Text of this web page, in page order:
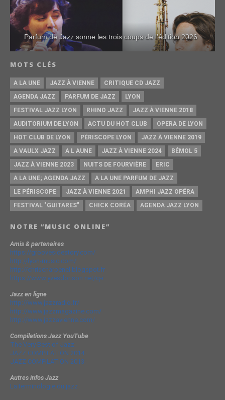
Parfum de Jazz sonne les trois coups de l’édition 2026
MOTS CLÉS
A LA UNE JAZZ À VIENNE
CRITIQUE CD JAZZ
AGENDA JAZZ
PARFUM DE JAZZ
LYON
FESTIVAL JAZZ LYON
RHINO JAZZ
JAZZ À VIENNE 2018
AUDITORIUM DE LYON
ACTU DU HOT CLUB
OPERA DE LYON
HOT CLUB DE LYON
PÉRISCOPE LYON
JAZZ À VIENNE 2019
A VAULX JAZZ
A L AUNE JAZZ À VIENNE 2024
BÉMOL 5
JAZZ À VIENNE 2023
NUITS DE FOURVIÈRE
ERIC
A LA UNE; AGENDA JAZZ
A LA UNE PARFUM DE JAZZ
LE PÉRISCOPE
JAZZ À VIENNE 2021
AMPHI JAZZ OPÉRA
FESTIVAL "GUITARES"
CHICK CORÉA AGENDA JAZZ LYON
NOTRE “MUSIC ONLINE”
Amis & partenaires
https://groovesidestory.com/
http://lyon-music.com/
http://chrischarpenel.blogspot.fr
https://www.yvesdorison.net/q-r
Jazz en ligne
http://www.jazzradio.fr/
http://www.jazzmagazine.com/
http://www.jazzavienne.com/
Compilations Jazz YouTube
The Very Best of Jazz
JAZZ COMPILATION 2014
JAZZ COMPILATION 2013
Autres infos Jazz
La terminologie du jazz